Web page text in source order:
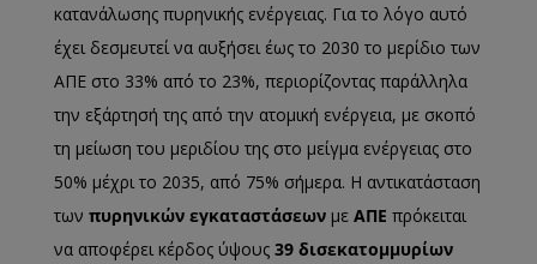
κατανάλωσης πυρηνικής ενέργειας. Για το λόγο αυτό
έχει δεσμευτεί να αυξήσει έως το 2030 το μερίδιο των
ΑΠΕ στο 33% από το 23%, περιορίζοντας παράλληλα
την εξάρτησή της από την ατομική ενέργεια, με σκοπό
τη μείωση του μεριδίου της στο μείγμα ενέργειας στο
50% μέχρι το 2035, από 75% σήμερα. Η αντικατάσταση
των πυρηνικών εγκαταστάσεων με ΑΠΕ πρόκειται
να αποφέρει κέρδος ύψους 39 δισεκατομμυρίων